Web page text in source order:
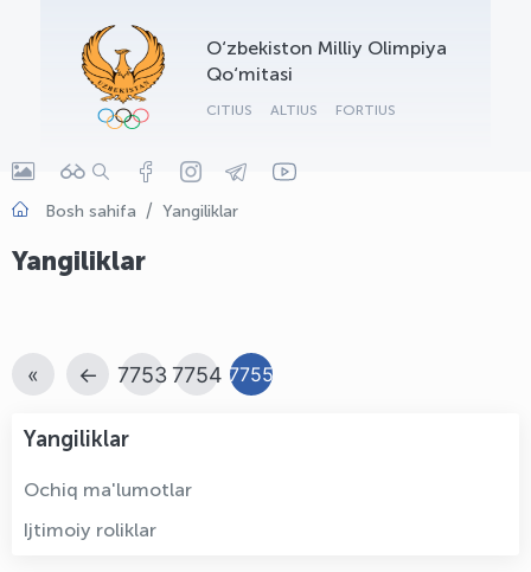
O‘zbekiston Milliy Olimpiya
Qo‘mitasi
CITIUS ALTIUS FORTIUS
Bosh sahifa Yangiliklar
Yangiliklar
« ← 77537754 7755
Yangiliklar
Ochiq ma'lumotlar
Ijtimoiy roliklar
OLYMPCHIK AI - yordamchi
Onlayn · olympic.uz